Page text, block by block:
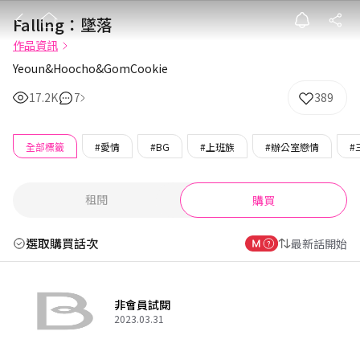
Falling：墜落
Falling：墜落
作品資訊
Yeoun&Hoocho&GomCookie
17.2K
7 389
全部標籤 #愛情 #BG #上班族 #辦公室戀情 #
租閱 購買
選取購買話次 最新話開始
非會員試閱
2023.03.31